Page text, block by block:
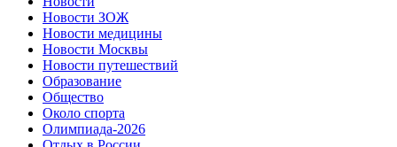
Новости ЗОЖ
Новости медицины
Новости Москвы
Новости путешествий
Образование
Общество
Около спорта
Олимпиада-2026